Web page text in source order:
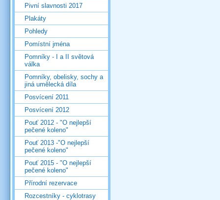
Pivní slavnosti 2017
Plakáty
Pohledy
Pomístní jména
Pomníky - I a II světová
válka
Pomníky, obelisky, sochy a
jiná umělecká díla
Posvícení 2011
Posvícení 2012
Pouť 2012 - "O nejlepší
pečené koleno"
Pouť 2013 -"O nejlepší
pečené koleno"
Pouť 2015 - "O nejlepší
pečené koleno"
Přírodní rezervace
Rozcestníky - cyklotrasy